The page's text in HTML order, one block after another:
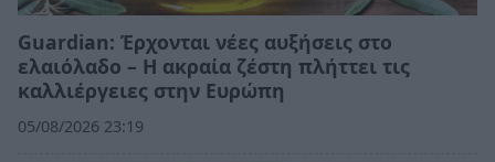
Guardian: Έρχονται νέες αυξήσεις στο
ελαιόλαδο – Η ακραία ζέστη πλήττει τις
καλλιέργειες στην Ευρώπη
05/08/2026 23:19